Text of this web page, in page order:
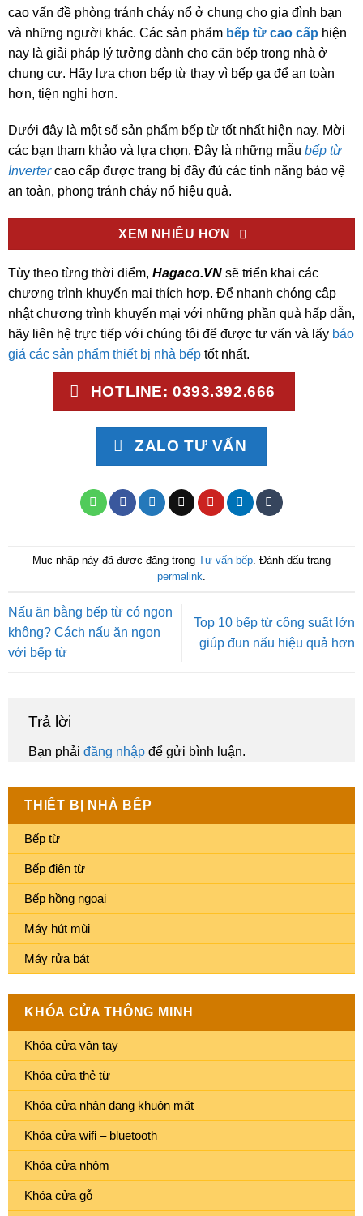
THIẾT BỊ NHÀ BẾP
Bếp từ
Bếp điện từ
Bếp hồng ngoại
Máy hút mùi
Máy rửa bát
KHÓA CỬA THÔNG MINH
Khóa cửa vân tay
Khóa cửa thẻ từ
Khóa cửa nhận dạng khuôn mặt
Khóa cửa wifi – bluetooth
Khóa cửa nhôm
Khóa cửa gỗ
cao vấn đề phòng tránh cháy nổ ở chung cho gia đình bạn
và những người khác. Các sản phẩm bếp từ cao cấp hiện
nay là giải pháp lý tưởng dành cho căn bếp trong nhà ở
chung cư. Hãy lựa chọn bếp từ thay vì bếp ga để an toàn
hơn, tiện nghi hơn.
Dưới đây là một số sản phẩm bếp từ tốt nhất hiện nay. Mời
các bạn tham khảo và lựa chọn. Đây là những mẫu bếp từ
Invertercao cấp được trang bị đầy đủ các tính năng bảo vệ
an toàn, phong tránh cháy nổ hiệu quả.
XEM NHIỀU HƠN
Tùy theo từng thời điểm, Hagaco.VN sẽ triển khai các
chương trình khuyến mại thích hợp. Để nhanh chóng cập
nhật chương trình khuyến mại với những phần quà hấp dẫn,
hãy liên hệ trực tiếp với chúng tôi để được tư vấn và lấy báo
giá các sản phẩm thiết bị nhà bếp tốt nhất.
HOTLINE: 0393.392.666
ZALO TƯ VẤN
Mục nhập này đã được đăng trong Tư vấn bếp . Đánh dấu trang
permalink
Nấu ăn bằng bếp từ có ngon
không? Cách nấu ăn ngon
với bếp từ
Top 10 bếp từ công suất lớn
giúp đun nấu hiệu quả hơn
Trả lời
Bạn phải đăng nhập để gửi bình luận.